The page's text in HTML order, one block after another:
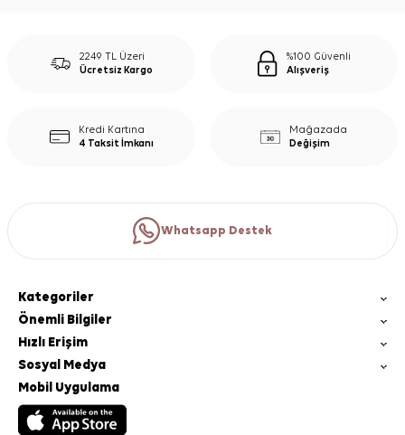
2249 TL Üzeri
Ücretsiz Kargo
%100 Güvenli
Alışveriş
Kredi Kartına
4 Taksit İmkanı
Mağazada
Değişim
Whatsapp Destek
Kategoriler
Önemli Bilgiler
Hızlı Erişim
Sosyal Medya
Mobil Uygulama